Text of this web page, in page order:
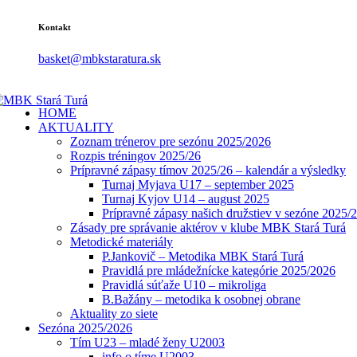
Kontakt
basket@mbkstaratura.sk
HOME
AKTUALITY
Zoznam trénerov pre sezónu 2025/2026
Rozpis tréningov 2025/26
Prípravné zápasy tímov 2025/26 – kalendár a výsledky
Turnaj Myjava U17 – september 2025
Turnaj Kyjov U14 – august 2025
Prípravné zápasy našich družstiev v sezóne 2025/
Zásady pre správanie aktérov v klube MBK Stará Turá
Metodické materiály
P.Jankovič – Metodika MBK Stará Turá
Pravidlá pre mládežnícke kategórie 2025/2026
Pravidlá súťaže U10 – mikroliga
B.Bažány – metodika k osobnej obrane
Aktuality zo siete
Sezóna 2025/2026
Tím U23 – mladé ženy U2003